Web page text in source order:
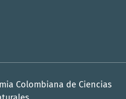
Colombiana de Ciencias